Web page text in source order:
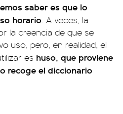
saber es que lo
horario. A veces, la
la creencia de que se
uso, pero, en realidad, el
es huso, que proviene
recoge el diccionario